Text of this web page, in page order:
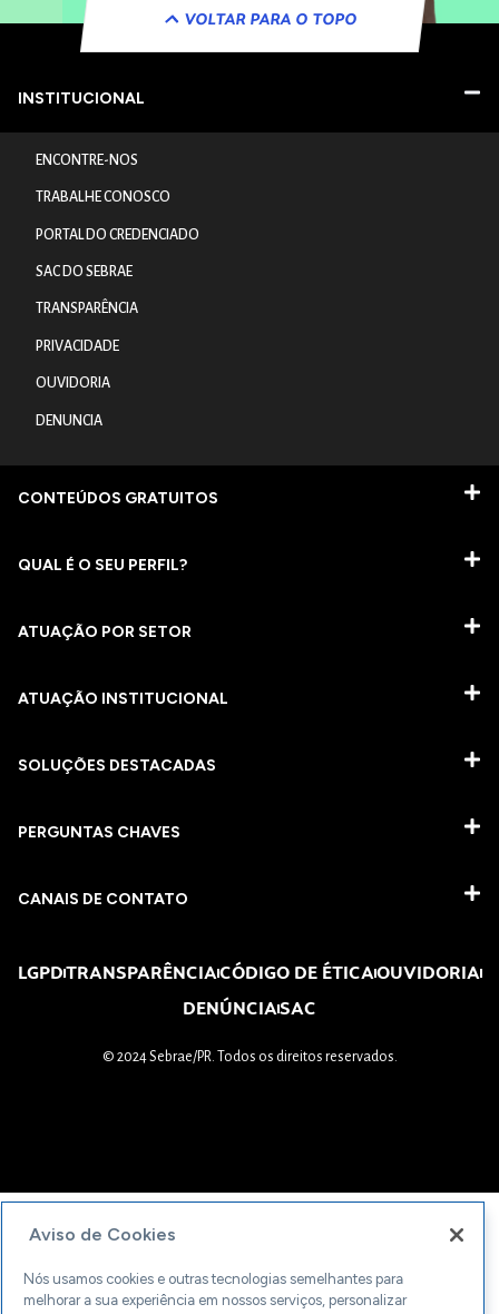
VOLTAR PARA O TOPO
INSTITUCIONAL
ENCONTRE-NOS
TRABALHE CONOSCO
PORTAL DO CREDENCIADO
SAC DO SEBRAE
TRANSPARÊNCIA
PRIVACIDADE
OUVIDORIA
DENUNCIA
CONTEÚDOS GRATUITOS
QUAL É O SEU PERFIL?
ATUAÇÃO POR SETOR
ATUAÇÃO INSTITUCIONAL
SOLUÇÕES DESTACADAS
PERGUNTAS CHAVES​
CANAIS DE CONTATO
LGPDTRANSPARÊNCIACÓDIGO DE ÉTICAOUVIDORIA
DENÚNCIASAC
© 2024 Sebrae/PR. Todos os direitos reservados.
Aviso de Cookies
Nós usamos cookies e outras tecnologias semelhantes para
melhorar a sua experiência em nossos serviços, personalizar